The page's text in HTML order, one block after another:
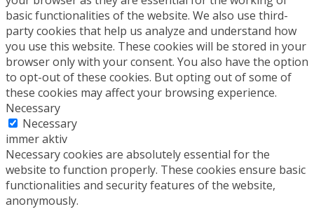
basic functionalities of the website. We also use third-
party cookies that help us analyze and understand how
you use this website. These cookies will be stored in your
browser only with your consent. You also have the option
to opt-out of these cookies. But opting out of some of
these cookies may affect your browsing experience.
Necessary
Necessary
immer aktiv
Necessary cookies are absolutely essential for the
website to function properly. These cookies ensure basic
functionalities and security features of the website,
anonymously.